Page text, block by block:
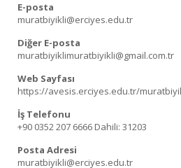
E-posta
muratbiyikli@erciyes.edu.tr
Diğer E-posta
muratbiyiklimuratbiyikli@gmail.com.tr
Web Sayfası
https://avesis.erciyes.edu.tr/
İş Telefonu
+90 0352 207 6666 Dahili: 31203
Posta Adresi
muratbiyikli@erciyes.edu.tr